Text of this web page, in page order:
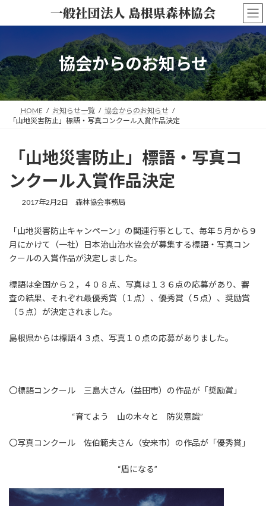
へ
ス
キ
ッ
ョ
ン
に
移
一般社団法人 島根県森林協会
協会からのお知らせ
HOME お知らせ一覧
協会からのお知らせ
「山地災害防止」標語・写真コンクール入賞作品決定
「山地災害防止」標語・写真コ
ンクール入賞作品決定
2017年2月2日 森林協会事務局
「山地災害防止キャンペーン」の関連行事として、毎年５月から９
月にかけて（一社）日本治山治水協会が募集する標語・写真コン
クールの入賞作品が決定しました。
標語は全国から２，４０８点、写真は１３６点の応募があり、審
査の結果、それぞれ最優秀賞（１点）、優秀賞（５点）、奨励賞
（５点）が決定されました。
島根県からは標語４３点、写真１０点の応募がありました。
〇標語コンクール 三島大さん（益田市）の作品が「奨励賞」
“育てよう 山の木々と 防災意識”
〇写真コンクール 佐伯範夫さん（安来市）の作品が「優秀賞」
“盾になる”